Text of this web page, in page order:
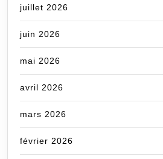
juillet 2026
juin 2026
mai 2026
avril 2026
mars 2026
février 2026